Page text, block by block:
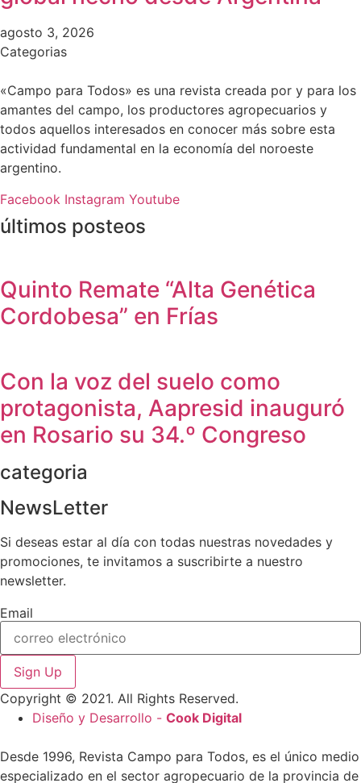
agosto 3, 2026
Categorias
«Campo para Todos» es una revista creada por y para los
amantes del campo, los productores agropecuarios y
todos aquellos interesados en conocer más sobre esta
actividad fundamental en la economía del noroeste
argentino.
Facebook Instagram Youtube
últimos posteos
Quinto Remate “Alta Genética
Cordobesa” en Frías
Con la voz del suelo como
protagonista, Aapresid inauguró
en Rosario su 34.º Congreso
categoria
NewsLetter
Si deseas estar al día con todas nuestras novedades y
promociones, te invitamos a suscribirte a nuestro
newsletter.
Email
Sign Up
Copyright © 2021. All Rights Reserved.
Diseño y Desarrollo - Cook Digital
Desde 1996, Revista Campo para Todos, es el único medio
especializado en el sector agropecuario de la provincia de